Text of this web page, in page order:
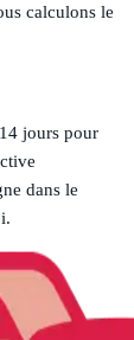
calculons le
jours pour
dans le